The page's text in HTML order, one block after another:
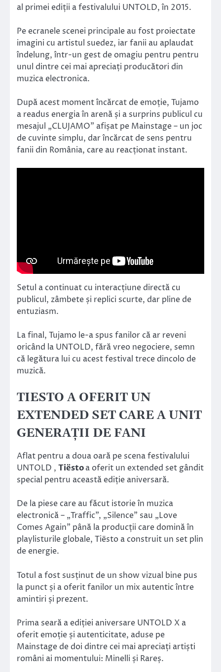
al primei ediții a festivalului UNTOLD, în 2015.
Pe ecranele scenei principale au fost proiectate
imagini cu artistul suedez, iar fanii au aplaudat
îndelung, într-un gest de omagiu pentru pentru
unul dintre cei mai apreciați producători din
muzica electronica.
După acest moment încărcat de emoție, Tujamo
a readus energia în arenă și a surprins publicul cu
mesajul „CLUJAMO” afișat pe Mainstage – un joc
de cuvinte simplu, dar încărcat de sens pentru
fanii din România, care au reacționat instant.
Setul a continuat cu interacțiune directă cu
publicul, zâmbete și replici scurte, dar pline de
entuziasm.
La final, Tujamo le-a spus fanilor că ar reveni
oricând la UNTOLD, fără vreo negociere, semn
că legătura lui cu acest festival trece dincolo de
muzică.
TIESTO A OFERIT UN
EXTENDED SET CARE A UNIT
GENERAȚII DE FANI
Aflat pentru a doua oară pe scena festivalului
UNTOLD , Tiëstoa oferit un extended set gândit
special pentru această ediție aniversară.
De la piese care au făcut istorie în muzica
electronică – „Traffic”, „Silence” sau „Love
Comes Again” până la producții care domină în
playlisturile globale, Tiësto a construit un set plin
de energie.
Totul a fost susținut de un show vizual bine pus
la punct și a oferit fanilor un mix autentic între
amintiri și prezent.
Prima seară a ediției aniversare UNTOLD X a
oferit emoție și autenticitate, aduse pe
Mainstage de doi dintre cei mai apreciați artiști
români ai momentului: Minelli și Rareș.